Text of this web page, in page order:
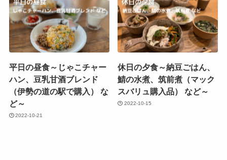
平日の昼食～じゃこチャー
ハン、豆乳甘酒ブレンド
（伊勢の道の駅で購入） な
ど～
2022-10-21
休日の夕食～納豆ごはん、
鯖の水煮、筑前煮（マック
スバリュ購入品） など～
2022-10-15